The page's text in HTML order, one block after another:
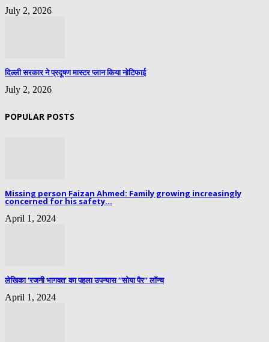
July 2, 2026
दिल्ली सरकार ने प्रदूषण मास्टर प्लान किया नोटिफाई
July 2, 2026
POPULAR POSTS
Missing person Faizan Ahmed: Family growing increasingly
concerned for his safety...
April 1, 2024
लेखिका ‘रजनी भागवत’ का पहला उपन्यास “सोया पैर” लॉन्च
April 1, 2024